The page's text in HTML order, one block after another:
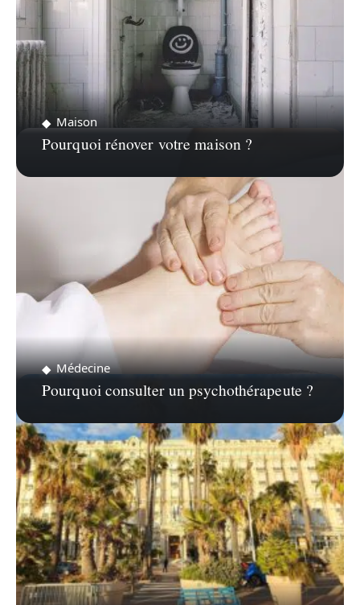
Maison
Pourquoi rénover votre maison ?
Médecine
Pourquoi consulter un psychothérapeute ?